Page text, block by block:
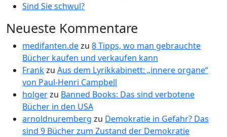
Sind Sie schwul?
Neueste Kommentare
medifanten.dezu 8 Tipps, wo man gebrauchte
Bücher kaufen und verkaufen kann
Frankzu Aus dem Lyrikkabinett: „innere organe“
von Paul-Henri Campbell
holgerzu Banned Books: Das sind verbotene
Bücher in den USA
arnoldnuremberg zu Demokratie in Gefahr? Das
sind 9 Bücher zum Zustand der Demokratie